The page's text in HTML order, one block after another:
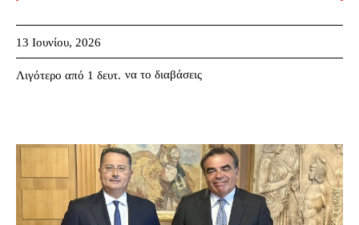
13 Ιουνίου, 2026
Λιγότερο από 1 δευτ. να το διαβάσεις